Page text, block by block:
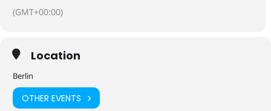
(GMT+00:00)
Location
Berlin
OTHER EVENTS